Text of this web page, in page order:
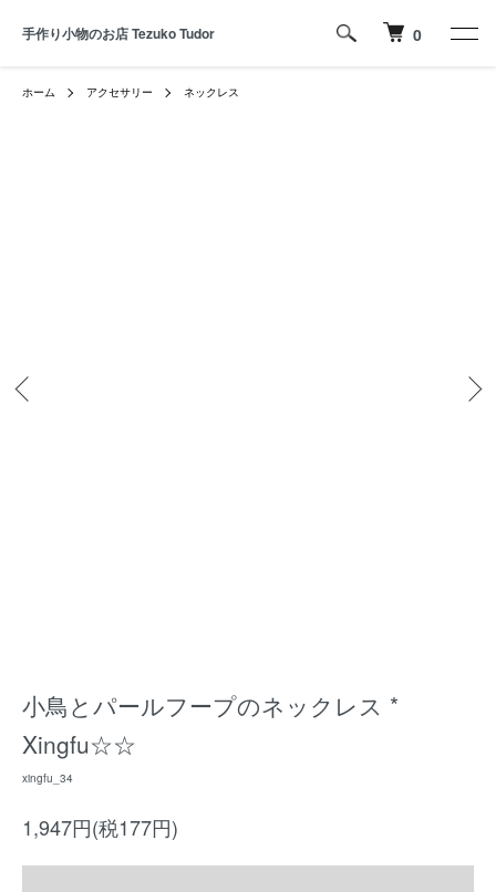
手作り小物のお店 Tezuko Tudor 0
ホーム アクセサリー ネックレス
小鳥とパールフープのネックレス *
Xingfu☆☆
xingfu_34
1,947円(税177円)